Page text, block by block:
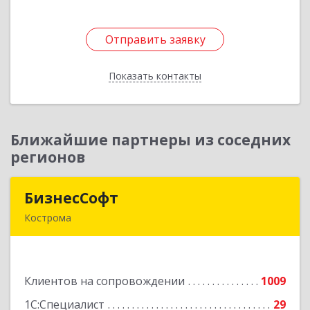
Отправить заявку
Показать контакты
Отправить заявку
Назад
Ближайшие партнеры из соседних
регионов
БизнесСофт
Кострома
Клиентов на сопровождении
1009
1С:Специалист
29
Подробнее